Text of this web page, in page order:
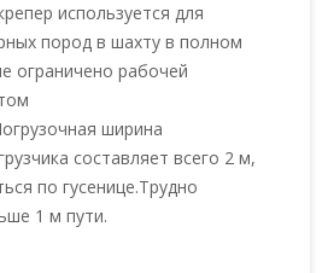
Z-
используется для
пород в шахту в полном
ограничено рабочей
ширина
составляет всего 2 м,
по гусенице.Трудно
1 м пути.